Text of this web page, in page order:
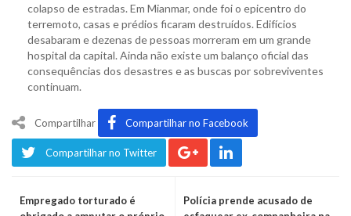
colapso de estradas. Em Mianmar, onde foi o epicentro do
terremoto, casas e prédios ficaram destruídos. Edifícios
desabaram e dezenas de pessoas morreram em um grande
hospital da capital. Ainda não existe um balanço oficial das
consequências dos desastres e as buscas por sobreviventes
continuam.
Compartilhar Compartilhar no Facebook
Compartilhar no Twitter
Empregado torturado é
Polícia prende acusado de